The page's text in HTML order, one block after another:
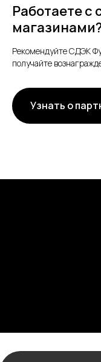
Работаете с
Рекомендуйте СДЭК
получайте
Узнать о